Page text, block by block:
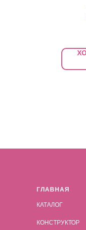
ГЛАВНАЯ
КАТАЛОГ
КОНСТРУКТОР